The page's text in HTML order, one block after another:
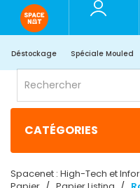
Déstockage Spéciale Mouled
CATÉGORIES
Spacenet : High-Tech et